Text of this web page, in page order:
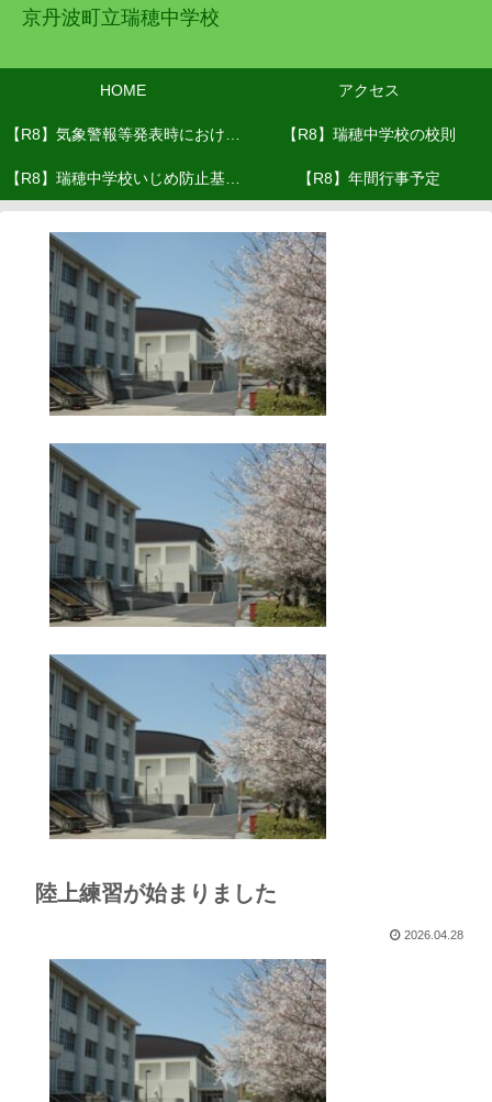
京丹波町立瑞穂中学校
HOME アクセス
【R8】気象警報等発表時における
対応(R8.６月改訂）
【R8】瑞穂中学校の校則
【R8】瑞穂中学校いじめ防止基本 【R8】年間行事予定
陸上練習が始まりました
2026.04.28